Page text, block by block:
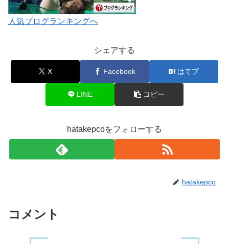
人気ブログランキングへ
シェアする
X Facebook はてブ
LINE コピー
hatakepcoをフォローする
hatakepco
コメント